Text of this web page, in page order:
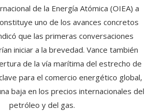
de la Energía Atómica (OIEA) a
uno de los avances concretos
que las primeras conversaciones
iniciar a la brevedad. Vance también
de la vía marítima del estrecho de
para el comercio energético global,
baja en los precios internacionales del
petróleo y del gas.